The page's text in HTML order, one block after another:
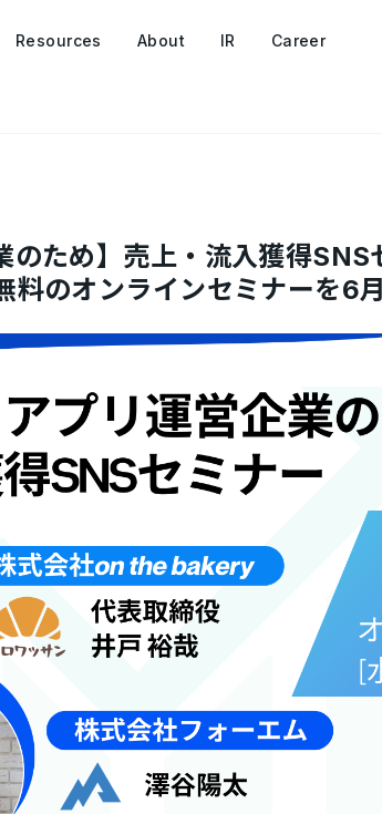
Resources About IR Career
のため】売上・流入獲得
料のオンラインセミナーを6